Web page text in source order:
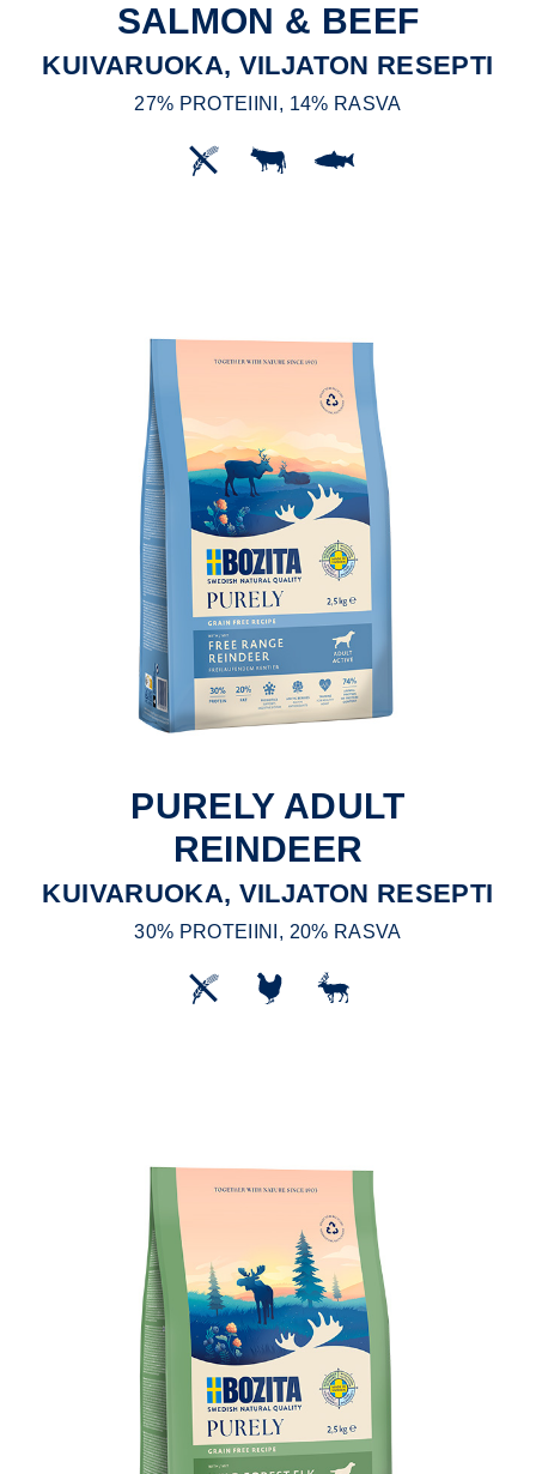
SALMON & BEEF
KUIVARUOKA, VILJATON RESEPTI
27% PROTEIINI, 14% RASVA
PURELY ADULT
REINDEER
KUIVARUOKA, VILJATON RESEPTI
30% PROTEIINI, 20% RASVA